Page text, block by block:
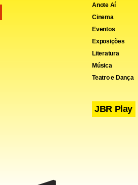
“(Vou)
primeira
Anote Aí
Cinema
Eventos
Exposições
Literatura
Música
Teatro e Dança
JBR Play